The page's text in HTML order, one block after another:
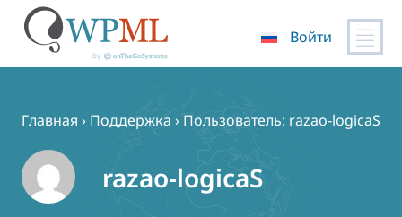
содержимому
Войти
Главная › Поддержка › Пользователь: razao-logicaS
razao-logicaS